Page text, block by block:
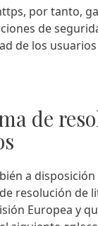
por tanto,
de
de los
de
a
resolución de
Europea y